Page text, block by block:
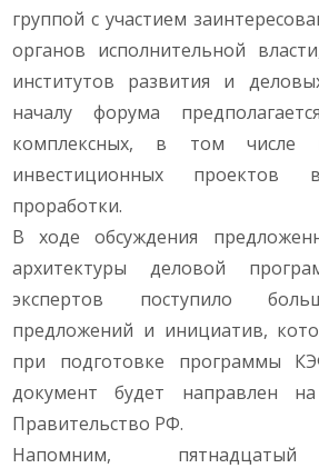
группой с участием
органов исполнительной
институтов развития и
началу форума
комплексных, в том числе
инвестиционных проектов
проработки.
В ходе обсуждения
архитектуры деловой
экспертов поступило
предложений и инициатив,
при подготовке программы
документ будет направлен
Правительство РФ.
Напомним, пятнадцатый